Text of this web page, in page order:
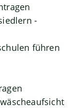
-
führen